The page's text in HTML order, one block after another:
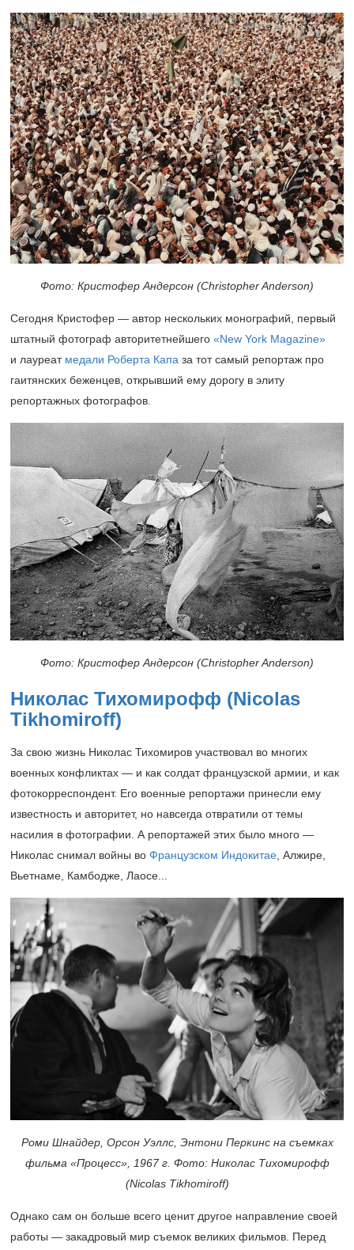
Фото: Кристофер Андерсон (Christopher Anderson)
Сегодня Кристофер — автор нескольких монографий, первый
штатный фотограф авторитетнейшего «New York Magazine»
и лауреат медали Роберта Капа за тот самый репортаж про
гаитянских беженцев, открывший ему дорогу в элиту
репортажных фотографов.
Фото: Кристофер Андерсон (Christopher Anderson)
Николас Тихомирофф (Nicolas
Tikhomiroff)
За свою жизнь Николас Тихомиров участвовал во многих
военных конфликтах — и как солдат французской армии, и как
фотокорреспондент. Его военные репортажи принесли ему
известность и авторитет, но навсегда отвратили от темы
насилия в фотографии. А репортажей этих было много —
Николас снимал войны во Французском Индокитае, Алжире,
Вьетнаме, Камбодже, Лаосе...
Роми Шнайдер, Орсон Уэллс, Энтони Перкинс на съемках
фильма «Процесс», 1967 г. Фото: Николас Тихомирофф
(Nicolas Tikhomiroff)
Однако сам он больше всего ценит другое направление своей
работы — закадровый мир съемок великих фильмов. Перед